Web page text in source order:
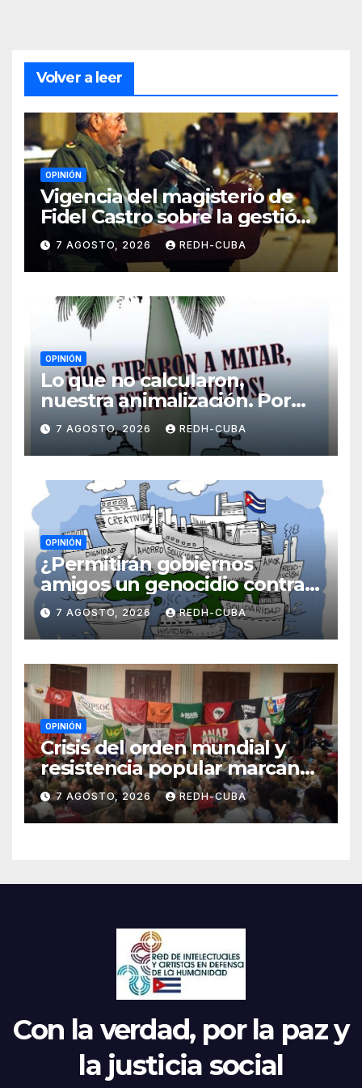
Volver a leer
OPINIÓN
Vigencia del magisterio de
Fidel Castro sobre la gestión
del liderazgo revolucionario.
Por Jorge Luís Guach Estévez
7 AGOSTO, 2026 REDH-CUBA
OPINIÓN
Lo que no calcularon,
nuestra animalización. Por
Laidi Fernández de Juan
7 AGOSTO, 2026 REDH-CUBA
OPINIÓN
¿Permitirán gobiernos
amigos un genocidio contra
Cuba? Por Hedelberto López
Blanch
7 AGOSTO, 2026 REDH-CUBA
OPINIÓN
Crisis del orden mundial y
resistencia popular marcan
el inicio de la IV Asamblea
Continental de ALBA
Movimientos en Cuba
7 AGOSTO, 2026 REDH-CUBA
Con la verdad, por la paz y
la justicia social